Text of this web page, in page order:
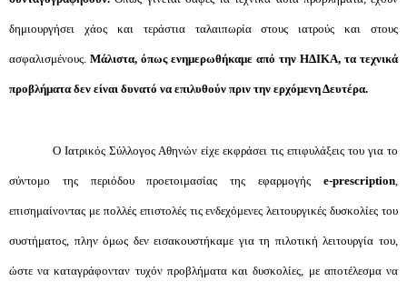
δημιουργήσει χάος και τεράστια ταλαιπωρία στους ιατρούς και στους
ασφαλισμένους. Μάλιστα, όπως ενημερωθήκαμε από την ΗΔΙΚΑ, τα τεχνικά
προβλήματα δεν είναι δυνατό να επιλυθούν πριν την ερχόμενη Δευτέρα.
Ο Ιατρικός Σύλλογος Αθηνών είχε εκφράσει τις επιφυλάξεις του για το
σύντομο της περιόδου προετοιμασίας της εφαρμογής e-prescription,
επισημαίνοντας με πολλές επιστολές τις ενδεχόμενες λειτουργικές δυσκολίες του
συστήματος, πλην όμως δεν εισακουστήκαμε για τη πιλοτική λειτουργία του,
ώστε να καταγράφονταν τυχόν προβλήματα και δυσκολίες, με αποτέλεσμα να